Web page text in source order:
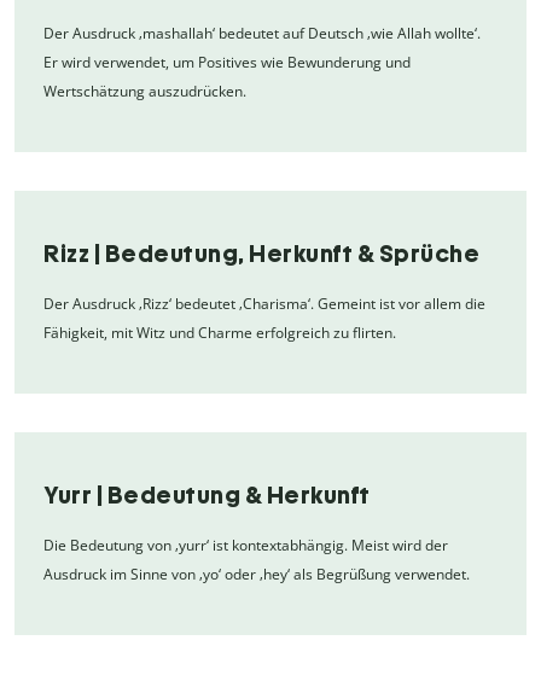
Der Ausdruck ‚mashallah‘ bedeutet auf Deutsch ‚wie Allah wollte‘.
Er wird verwendet, um Positives wie Bewunderung und
Wertschätzung auszudrücken.
Rizz | Bedeutung, Herkunft & Sprüche
Der Ausdruck ‚Rizz‘ bedeutet ‚Charisma‘. Gemeint ist vor allem die
Fähigkeit, mit Witz und Charme erfolgreich zu flirten.
Yurr | Bedeutung & Herkunft
Die Bedeutung von ‚yurr‘ ist kontextabhängig. Meist wird der
Ausdruck im Sinne von ‚yo‘ oder ‚hey‘ als Begrüßung verwendet.